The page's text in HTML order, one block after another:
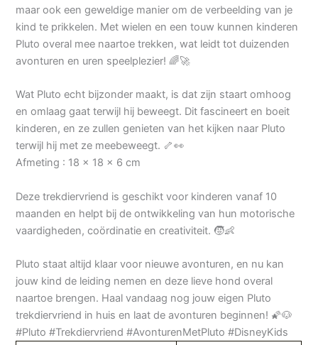
maar ook een geweldige manier om de verbeelding van je
kind te prikkelen. Met wielen en een touw kunnen kinderen
Pluto overal mee naartoe trekken, wat leidt tot duizenden
avonturen en uren speelplezier! 🌈🚀
Wat Pluto echt bijzonder maakt, is dat zijn staart omhoog
en omlaag gaat terwijl hij beweegt. Dit fascineert en boeit
kinderen, en ze zullen genieten van het kijken naar Pluto
terwijl hij met ze meebeweegt. 🦴👀
Afmeting : 18 x 18 x 6 cm
Deze trekdiervriend is geschikt voor kinderen vanaf 10
maanden en helpt bij de ontwikkeling van hun motorische
vaardigheden, coördinatie en creativiteit. 🧒👶
Pluto staat altijd klaar voor nieuwe avonturen, en nu kan
jouw kind de leiding nemen en deze lieve hond overal
naartoe brengen. Haal vandaag nog jouw eigen Pluto
trekdiervriend in huis en laat de avonturen beginnen! 🌠🐶
#Pluto #Trekdiervriend #AvonturenMetPluto #DisneyKids